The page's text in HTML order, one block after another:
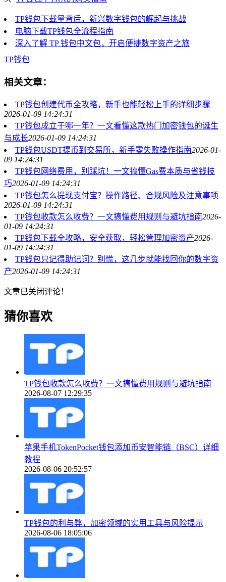
TP钱包下载量背后，新兴数字钱包的崛起与挑战
电脑下载TP钱包全流程指南
深入了解 TP 钱包中文包，开启便捷数字资产之旅
TP钱包
相关文章：
TP钱包创建代币全攻略，新手也能轻松上手的详细步骤
2026-01-09 14:24:31
TP钱包成立于哪一年？一文看懂这款热门加密钱包的诞生
与成长2026-01-09 14:24:31
TP钱包USDT提币到交易所，新手零失败操作指南2026-01-
09 14:24:31
TP钱包网络费用，别踩坑！一文搞懂Gas费本质与省钱技
巧2026-01-09 14:24:31
TP钱包怎么提现支付宝？操作路径、合规风险及注意事项
2026-01-09 14:24:31
TP钱包收款怎么收费？一文搞懂费用规则与避坑指南2026-
01-09 14:24:31
TP钱包下载全攻略，安全获取，轻松管理加密资产2026-
01-09 14:24:31
TP钱包只记得助记词？别慌，这几步就能找回你的数字资
产2026-01-09 14:24:31
文章已关闭评论！
猜你喜欢
TP钱包收款怎么收费？一文搞懂费用规则与避坑指南
2026-08-07 12:29:35
苹果手机TokenPocket钱包添加币安智能链（BSC）详细
教程
2026-08-06 20:52:57
TP钱包的利与弊，加密领域的实用工具与风险提示
2026-08-06 18:05:06